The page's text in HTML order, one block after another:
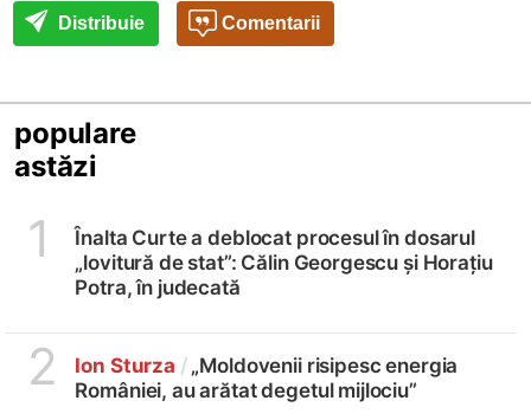
Distribuie Comentarii
populare
astăzi
1
Înalta Curte a deblocat procesul în dosarul
„lovitură de stat”: Călin Georgescu și Horațiu
Potra, în judecată
2 Ion Sturza /„Moldovenii risipesc energia
României, au arătat degetul mijlociu”